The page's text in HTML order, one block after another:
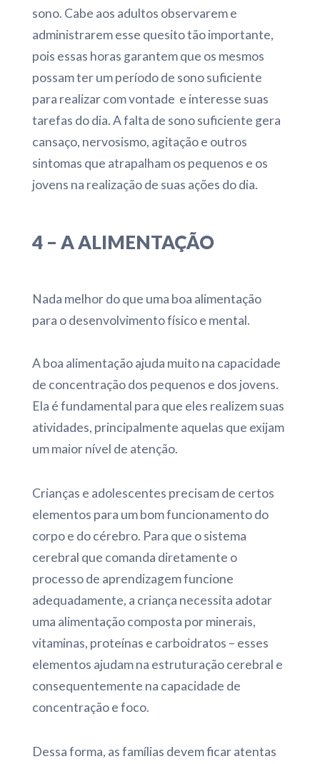
sono. Cabe aos adultos observarem e
administrarem esse quesito tão importante,
pois essas horas garantem que os mesmos
possam ter um período de sono suficiente
para realizar com vontade e interesse suas
tarefas do dia. A falta de sono suficiente gera
cansaço, nervosismo, agitação e outros
sintomas que atrapalham os pequenos e os
jovens na realização de suas ações do dia.
4 – A ALIMENTAÇÃO
Nada melhor do que uma boa alimentação
para o desenvolvimento físico e mental.
A boa alimentação ajuda muito na capacidade
de concentração dos pequenos e dos jovens.
Ela é fundamental para que eles realizem suas
atividades, principalmente aquelas que exijam
um maior nível de atenção.
Crianças e adolescentes precisam de certos
elementos para um bom funcionamento do
corpo e do cérebro. Para que o sistema
cerebral que comanda diretamente o
processo de aprendizagem funcione
adequadamente, a criança necessita adotar
uma alimentação composta por minerais,
vitaminas, proteínas e carboidratos – esses
elementos ajudam na estruturação cerebral e
consequentemente na capacidade de
concentração e foco.
Dessa forma, as famílias devem ficar atentas